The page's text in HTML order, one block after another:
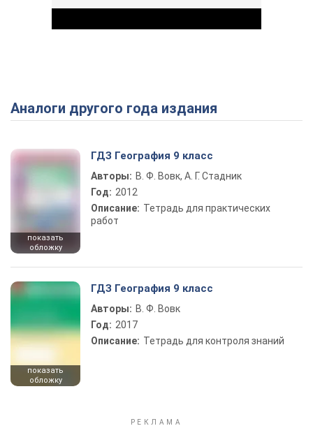
Play Video
Аналоги другого года издания
показать
обложку
ГДЗ География 9 класс
Авторы: В. Ф. Вовк, А. Г. Стадник
Год: 2012
Описание: Тетрадь для практических
работ
показать
обложку
ГДЗ География 9 класс
Авторы: В. Ф. Вовк
Год: 2017
Описание: Тетрадь для контроля знаний